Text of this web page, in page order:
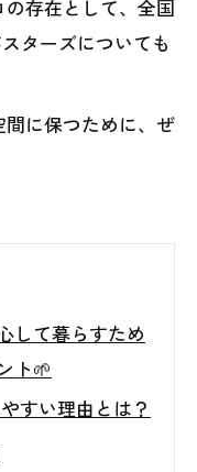
存在として、全国
ターズについても
に保つために、ぜ
して暮らすため
ト🌱
すい理由とは？
の影響